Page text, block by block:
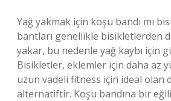
Yağ yakmak için koşu bandı mı
bantları genellikle bisikletlerden
yakar, bu nedenle yağ kaybı için
Bisikletler, eklemler için daha az
uzun vadeli fitness için ideal olan
alternatiftir. Koşu bandına bir